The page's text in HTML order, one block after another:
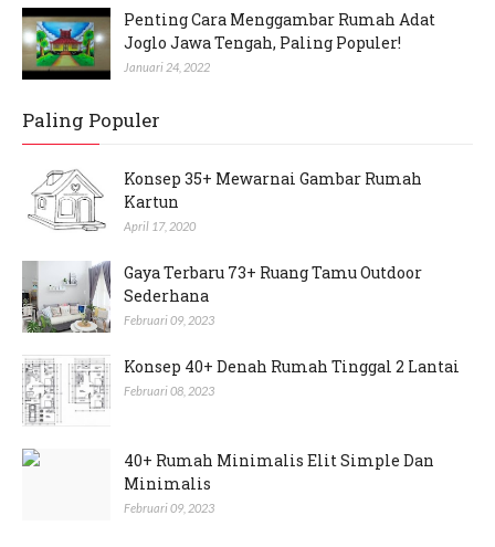
Penting Cara Menggambar Rumah Adat
Joglo Jawa Tengah, Paling Populer!
Januari 24, 2022
Paling Populer
Konsep 35+ Mewarnai Gambar Rumah
Kartun
April 17, 2020
Gaya Terbaru 73+ Ruang Tamu Outdoor
Sederhana
Februari 09, 2023
Konsep 40+ Denah Rumah Tinggal 2 Lantai
Februari 08, 2023
40+ Rumah Minimalis Elit Simple Dan
Minimalis
Februari 09, 2023